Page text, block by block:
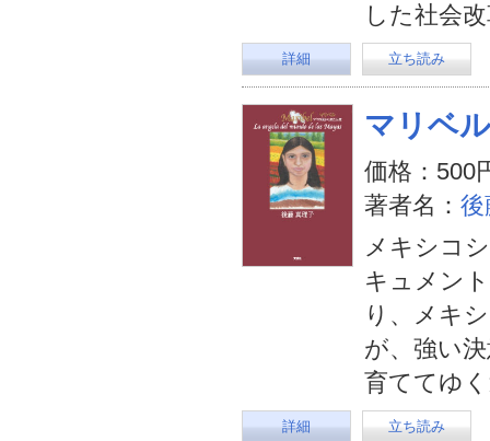
した社会
詳細 立ち読み
マリベル
価格：500
著者名： 後
メキシコ
キュメン
り、メキ
が、強い
育ててゆ
詳細 立ち読み